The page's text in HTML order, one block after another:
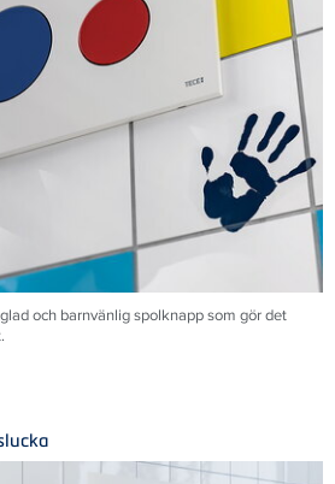
och barnvänlig spolknapp som gör det